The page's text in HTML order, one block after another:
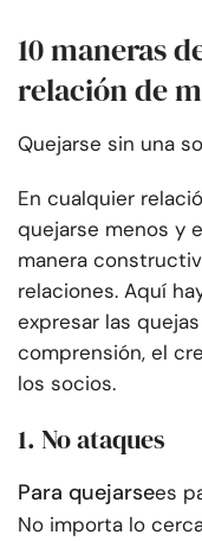
10 maneras
relación de
Quejarse sin una
En cualquier
quejarse menos y
manera
relaciones. Aquí
expresar las
comprensión, el
los socios.
1. No ataques
Para quejarsees
No importa lo